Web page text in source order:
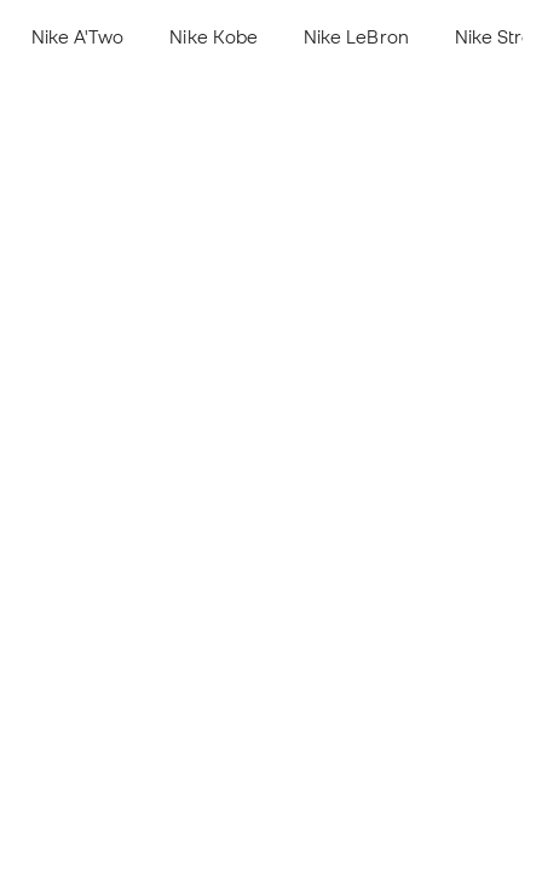
Nike A'Two Nike Kobe Nike LeBron Nike